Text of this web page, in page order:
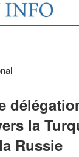
la
Russie